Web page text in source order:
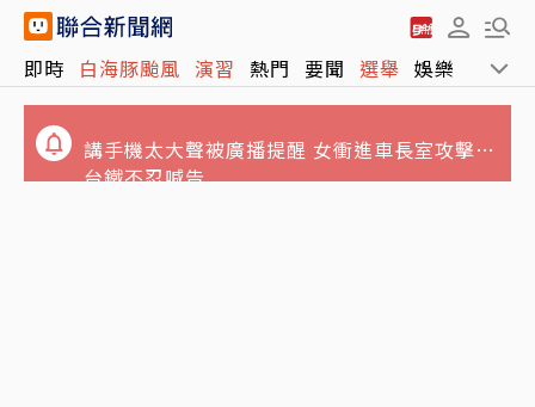
即時 白海豚颱風 演習 熱門 要聞 選舉 娛樂 運動
台鐵不忍喊告